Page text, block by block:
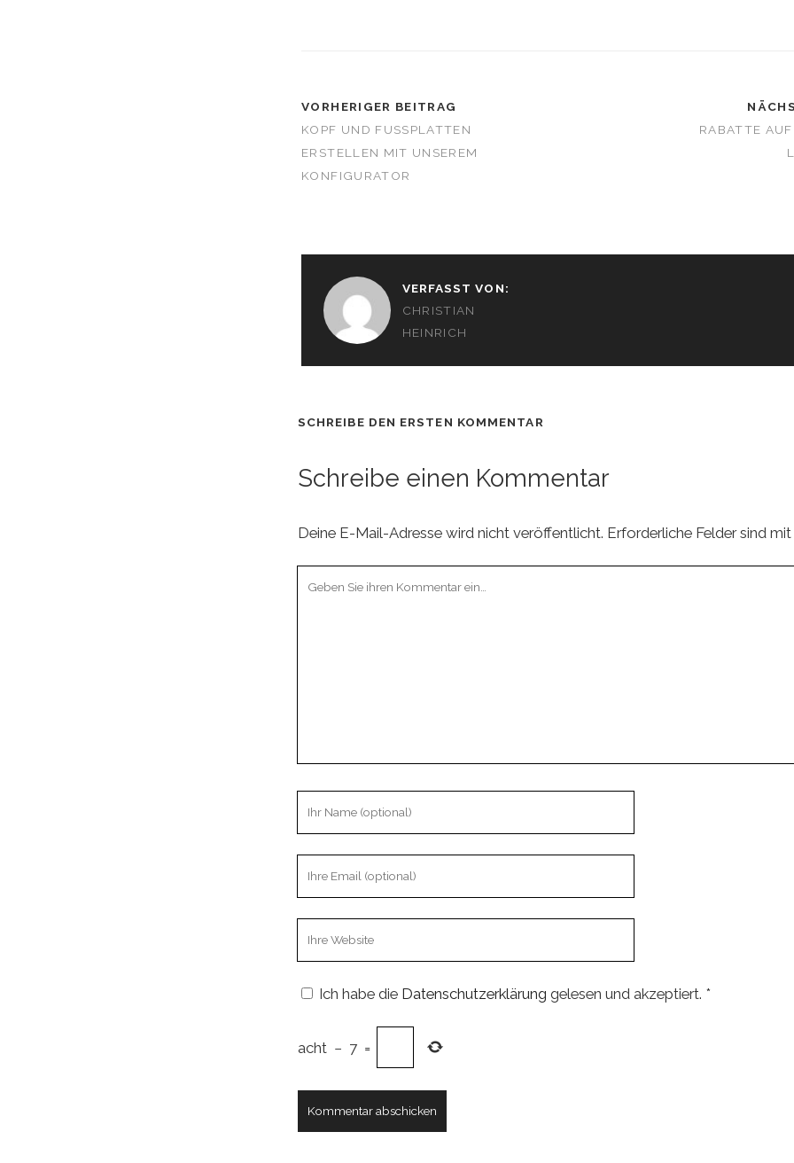
VORHERIGER BEITRAG
KOPF UND FUSSPLATTEN E
RSTELLEN MIT UNSEREM K
ONFIGURATOR
RABATTE
VERFASST VON:
CHRISTIAN
HEINRICH
SCHREIBE DEN ERSTEN KOMMENTAR
Schreibe einen Kommentar
Deine E-Mail-Adresse wird nicht veröffentlicht. Erforderliche Felder sind mit
Ich habe die Datenschutzerklärung gelesen und akzeptiert. *
acht − 7 =